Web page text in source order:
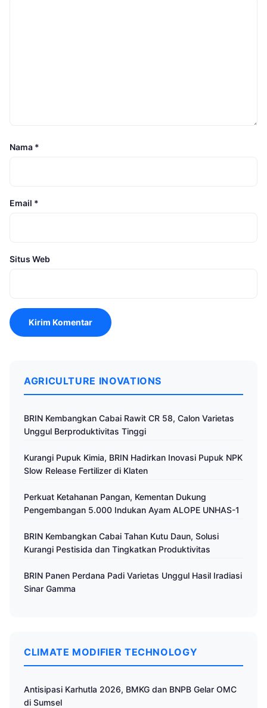
Nama *
Email *
Situs Web
AGRICULTURE INOVATIONS
BRIN Kembangkan Cabai Rawit CR 58, Calon Varietas
Unggul Berproduktivitas Tinggi
Kurangi Pupuk Kimia, BRIN Hadirkan Inovasi Pupuk NPK
Slow Release Fertilizer di Klaten
Perkuat Ketahanan Pangan, Kementan Dukung
Pengembangan 5.000 Indukan Ayam ALOPE UNHAS-1
BRIN Kembangkan Cabai Tahan Kutu Daun, Solusi
Kurangi Pestisida dan Tingkatkan Produktivitas
BRIN Panen Perdana Padi Varietas Unggul Hasil Iradiasi
Sinar Gamma
CLIMATE MODIFIER TECHNOLOGY
Antisipasi Karhutla 2026, BMKG dan BNPB Gelar OMC
di Sumsel